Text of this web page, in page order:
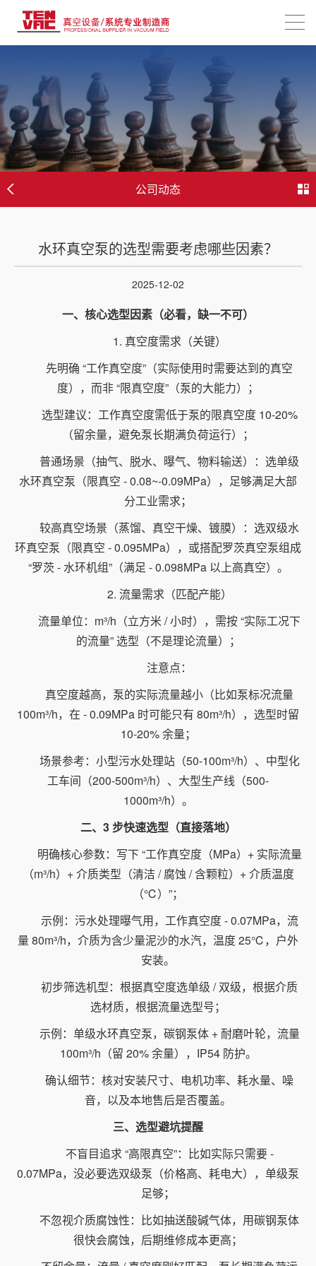
公司动态
水环真空泵的选型需要考虑哪些因素？
2025-12-02
一、核心选型因素（必看，缺一不可）
1. 真空度需求（关键）
先明确 “工作真空度”（实际使用时需要达到的真空
度），而非 “限真空度”（泵的大能力）；
选型建议：工作真空度需低于泵的限真空度 10-20%
（留余量，避免泵长期满负荷运行）；
普通场景（抽气、脱水、曝气、物料输送）：选单级
水环真空泵（限真空 - 0.08~-0.09MPa），足够满足大部
分工业需求；
较高真空场景（蒸馏、真空干燥、镀膜）：选双级水
环真空泵（限真空 - 0.095MPa），或搭配罗茨真空泵组成
“罗茨 - 水环机组”（满足 - 0.098MPa 以上高真空）。
2. 流量需求（匹配产能）
流量单位：m³/h（立方米 / 小时），需按 “实际工况下
的流量” 选型（不是理论流量）；
注意点：
真空度越高，泵的实际流量越小（比如泵标况流量
100m³/h，在 - 0.09MPa 时可能只有 80m³/h），选型时留
10-20% 余量；
场景参考：小型污水处理站（50-100m³/h）、中型化
工车间（200-500m³/h）、大型生产线（500-
1000m³/h）。
二、3 步快速选型（直接落地）
明确核心参数：写下 “工作真空度（MPa）+ 实际流量
（m³/h）+ 介质类型（清洁 / 腐蚀 / 含颗粒）+ 介质温度
（℃）”；
示例：污水处理曝气用，工作真空度 - 0.07MPa，流
量 80m³/h，介质为含少量泥沙的水汽，温度 25℃，户外
安装。
初步筛选机型：根据真空度选单级 / 双级，根据介质
选材质，根据流量选型号；
示例：单级水环真空泵，碳钢泵体 + 耐磨叶轮，流量
100m³/h（留 20% 余量），IP54 防护。
确认细节：核对安装尺寸、电机功率、耗水量、噪
音，以及本地售后是否覆盖。
三、选型避坑提醒
不盲目追求 “高限真空”：比如实际只需要 -
0.07MPa，没必要选双级泵（价格高、耗电大），单级泵
足够；
不忽视介质腐蚀性：比如抽送酸碱气体，用碳钢泵体
很快会腐蚀，后期维修成本更高；